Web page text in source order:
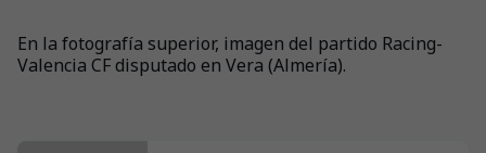
En la fotografía superior, imagen del partido Racing-
Valencia CF disputado en Vera (Almería).